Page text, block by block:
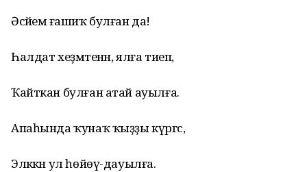
Әсәйемә ғашиҡ булған да!
Һалдат хеҙмәтенән, ялға тиеп,
Ҡайткан булған атай ауылға.
Апаһында ҡунаҡ ҡыҙҙы күргәс,
Эләккән ул һөйөү-дауылға.